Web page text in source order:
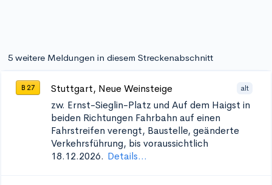
5 weitere Meldungen in diesem Streckenabschnitt
B 27 Stuttgart, Neue Weinsteige alt
zw. Ernst-Sieglin-Platz und Auf dem Haigst in
beiden Richtungen Fahrbahn auf einen
Fahrstreifen verengt, Baustelle, geänderte
Verkehrsführung, bis voraussichtlich
18.12.2026. Details...